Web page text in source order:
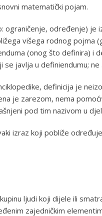
matematički pojam.
ograničenje, određenje)
višega rodnog pojma
(onog što definira) i
se javlja u definiendumu;
definicija je
je zarezom, nema
pod tim nazivom u
izraz koji pobliže
ljudi koji dijele ili
zajedničkim